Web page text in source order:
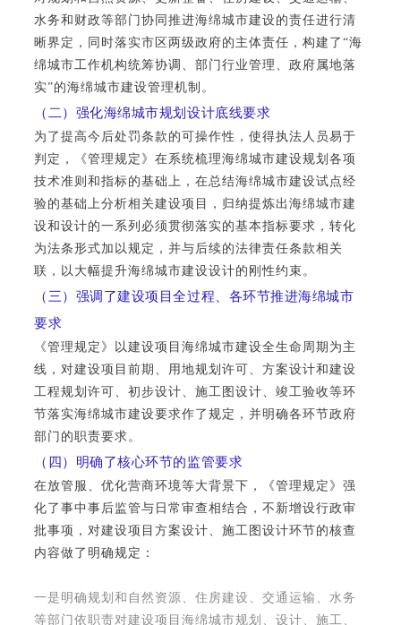
水务和财政等部门协同推进海绵城市建设的责任进行清
晰界定，同时落实市区两级政府的主体责任，构建了 “海
绵城市工作机构统筹协调、部门行业管理、政府属地落
实”的海绵城市建设管理机制。
（二）强化海绵城市规划设计底线要求
为了提高今后处罚条款的可操作性，使得执法人员易于
判定，《管理规定》在系统梳理海绵城市建设规划各项
技术准则和指标的基础上，在总结海绵城市建设试点经
验的基础上分析相关建设项目，归纳提炼出海绵城市建
设和设计的一系列必须贯彻落实的基本指标要求，转化
为法条形式加以规定，并与后续的法律责任条款相关
联，以大幅提升海绵城市建设设计的刚性约束。
（三）强调了建设项目全过程、各环节推进海绵城市
要求
《管理规定》以建设项目海绵城市建设全生命周期为主
线，对建设项目前期、用地规划许可、方案设计和建设
工程规划许可、初步设计、施工图设计、竣工验收等环
节落实海绵城市建设要求作了规定，并明确各环节政府
部门的职责要求。
（四）明确了核心环节的监管要求
在放管服、优化营商环境等大背景下，《管理规定》强
化了事中事后监管与日常审查相结合，不新增设行政审
批事项，对建设项目方案设计、施工图设计环节的核查
内容做了明确规定：
一是明确规划和自然资源、住房建设、交通运输、水务
等部门依职责对建设项目海绵城市规划、设计、施工、